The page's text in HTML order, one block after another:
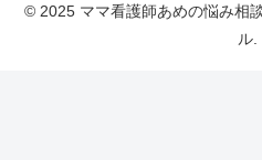
© 2025 ママ看護師あめの悩み相
ル.